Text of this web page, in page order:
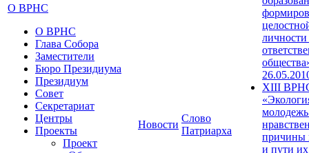
О ВРНС
О ВРНС
Глава Собора
Заместители
Бюро Президиума
Президиум
Совет
Секретариат
Центры
Проекты
Проект
Новости
Слово
Патриарха
XIII
причины
и пути их